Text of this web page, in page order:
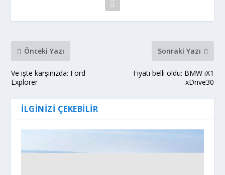
Önceki Yazı
Ve işte karşınızda: Ford
Explorer
Sonraki Yazı
Fiyatı belli oldu: BMW iX1
xDrive30
İLGINIZI ÇEKEBILIR